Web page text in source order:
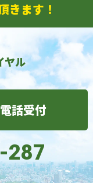
きます！
ヤル
話受付
287